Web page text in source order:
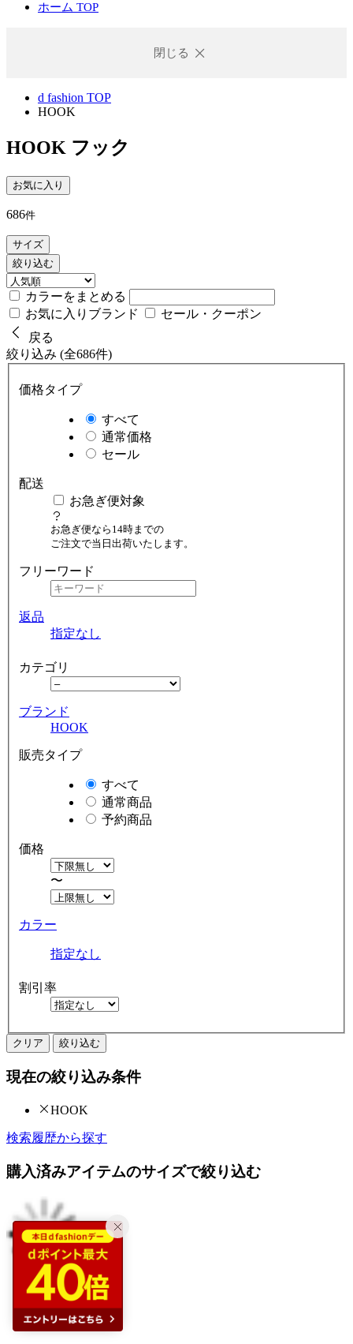
ホーム TOP
閉じる
d fashion TOP
HOOK
HOOK フック
お気に入り
686件
サイズ
絞り込む
カラーをまとめる
お気に入りブランド
セール・クーポン
戻る
絞り込み (全686件)
価格タイプ
すべて
通常価格
セール
配送
お急ぎ便対象
お急ぎ便なら14時までの
ご注文で当日出荷いたします。
フリーワード
返品
指定なし
カテゴリ
ブランド
HOOK
販売タイプ
すべて
通常商品
予約商品
価格
〜
カラー
指定なし
割引率
クリア 絞り込む
現在の絞り込み条件
HOOK
検索履歴から探す
購入済みアイテムのサイズで絞り込む